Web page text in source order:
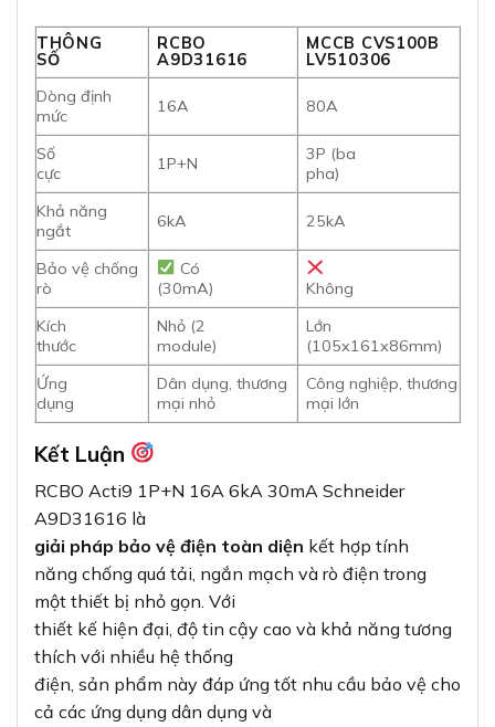
THÔNG
SỐ
RCBO
A9D31616
MCCB CVS100B
LV510306
Dòng định
mức
16A 80A
Số
cực
1P+N
3P (ba
pha)
Khả năng
ngắt
6kA 25kA
Bảo vệ chống
rò
Có
(30mA)
Không
Kích
thước
Nhỏ (2
module)
Lớn
(105x161x86mm)
Ứng
dụng
Dân dụng, thương
mại nhỏ
Công nghiệp, thương
mại lớn
Kết Luận
RCBO Acti9 1P+N 16A 6kA 30mA Schneider
A9D31616 là
giải pháp bảo vệ điện toàn diện kết hợp tính
năng chống quá tải, ngắn mạch và rò điện trong
một thiết bị nhỏ gọn. Với
thiết kế hiện đại, độ tin cậy cao và khả năng tương
thích với nhiều hệ thống
điện, sản phẩm này đáp ứng tốt nhu cầu bảo vệ cho
cả các ứng dụng dân dụng và